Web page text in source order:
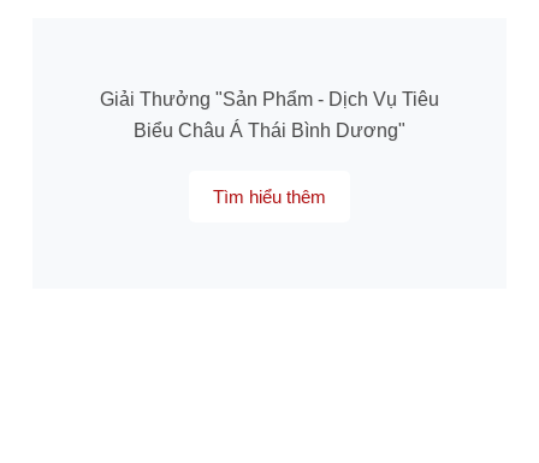
Giải Thưởng "Sản Phẩm - Dịch Vụ Tiêu
Biểu Châu Á Thái Bình Dương"
Tìm hiểu thêm